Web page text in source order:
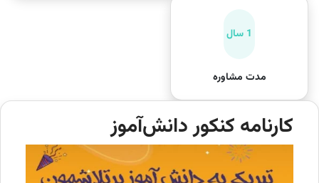
1 سال
مدت مشاوره
کارنامه کنکور دانش‌آموز